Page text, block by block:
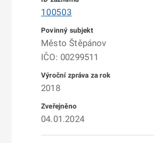
100503
Město Štěpánov
IČO: 00299511
2018
04.01.2024